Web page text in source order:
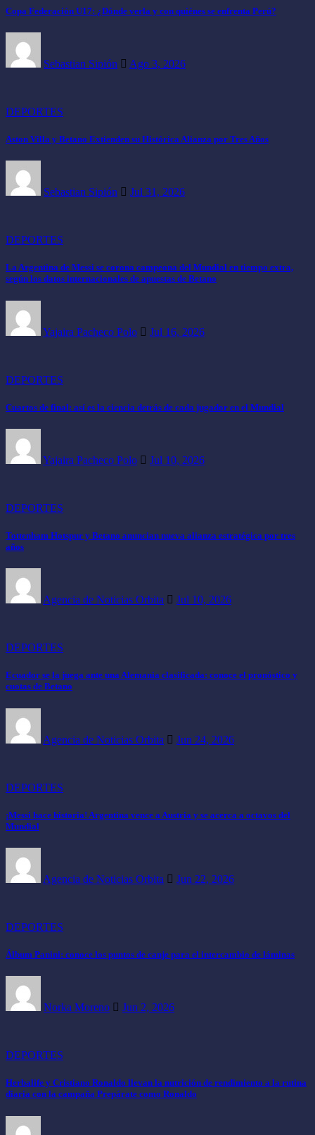
Copa Federación U17: ¿Dónde verla y con quiénes se enfrenta Perú?
Sebastian Sipión Ago 3, 2026
DEPORTES
Aston Villa y Betano Extienden su Histórica Alianza por Tres Años
Sebastian Sipión Jul 31, 2026
DEPORTES
La Argentina de Messi se corona campeona del Mundial en tiempo extra,
según los datos internacionales de apuestas de Betano
Yajaira Pacheco Polo Jul 16, 2026
DEPORTES
Cuartos de final: así es la ciencia detrás de cada jugador en el Mundial
Yajaira Pacheco Polo Jul 10, 2026
DEPORTES
Tottenham Hotspur y Betano anuncian nueva alianza estratégica por tres
años
Agencia de Noticias Orbita Jul 10, 2026
DEPORTES
Ecuador se la juega ante una Alemania clasificada: conoce el pronóstico y
cuotas de Betano
Agencia de Noticias Orbita Jun 24, 2026
DEPORTES
¡Messi hace historia! Argentina vence a Austria y se acerca a octavos del
Mundial
Agencia de Noticias Orbita Jun 22, 2026
DEPORTES
Álbum Panini: conoce los puntos de canje para el intercambio de láminas
Norka Moreno Jun 2, 2026
DEPORTES
Herbalife y Cristiano Ronaldo llevan la nutrición de rendimiento a la rutina
diaria con la campaña Prepárate como Ronaldo